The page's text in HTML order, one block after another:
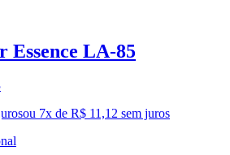
Essence LA-85
ou 7x de R$ 11,12 sem juros